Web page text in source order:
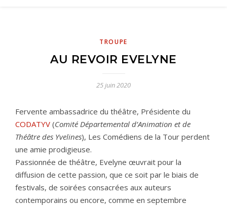
TROUPE
AU REVOIR EVELYNE
25 juin 2020
Fervente ambassadrice du théâtre, Présidente du
CODATYV (Comité Départemental d’Animation et de
Théâtre des Yvelines), Les Comédiens de la Tour perdent
une amie prodigieuse.
Passionnée de théâtre, Evelyne œuvrait pour la
diffusion de cette passion, que ce soit par le biais de
festivals, de soirées consacrées aux auteurs
contemporains ou encore, comme en septembre